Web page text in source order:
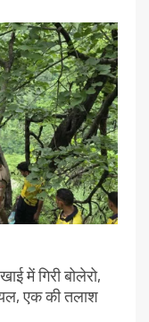
में गिरी बोलेरो,
एक की तलाश